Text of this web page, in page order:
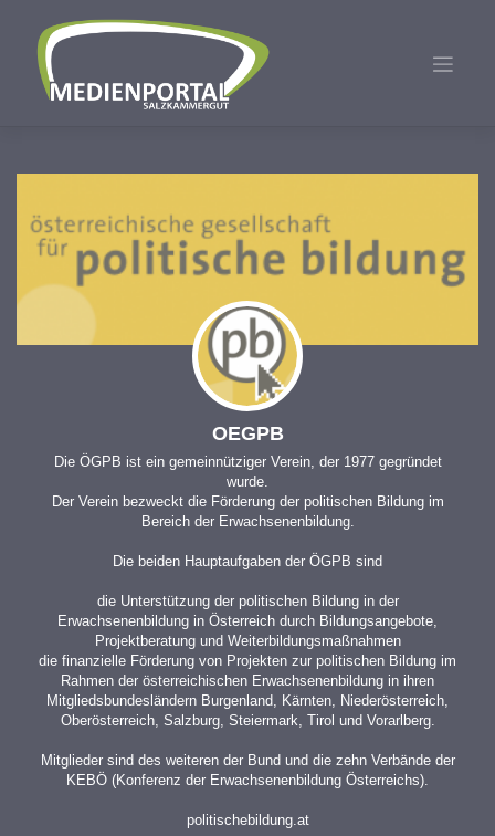
springen
OEGPB
Die ÖGPB ist ein gemeinnütziger Verein, der 1977 gegründet
wurde.
Der Verein bezweckt die Förderung der politischen Bildung im
Bereich der Erwachsenenbildung.
Die beiden Hauptaufgaben der ÖGPB sind
die Unterstützung der politischen Bildung in der
Erwachsenenbildung in Österreich durch Bildungsangebote,
Projektberatung und Weiterbildungsmaßnahmen
die finanzielle Förderung von Projekten zur politischen Bildung im
Rahmen der österreichischen Erwachsenenbildung in ihren
Mitgliedsbundesländern Burgenland, Kärnten, Niederösterreich,
Oberösterreich, Salzburg, Steiermark, Tirol und Vorarlberg.
Mitglieder sind des weiteren der Bund und die zehn Verbände der
KEBÖ (Konferenz der Erwachsenenbildung Österreichs).
politischebildung.at